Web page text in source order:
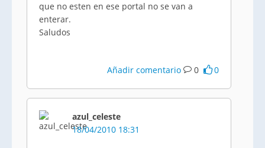
que no esten en ese portal no se van a
enterar.
Saludos
Añadir comentario 0 0
azul_celeste
18/04/2010 18:31